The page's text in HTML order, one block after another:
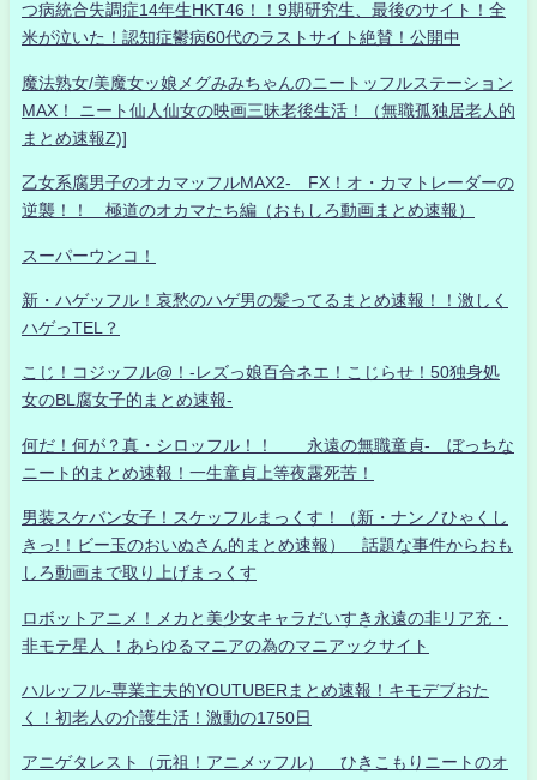
つ病統合失調症14年生HKT46！！9期研究生、最後のサイト！全
米が泣いた！認知症鬱病60代のラストサイト絶賛！公開中
魔法熟女/美魔女ッ娘メグみみちゃんのニートッフルステーション
MAX！ ニート仙人仙女の映画三昧老後生活！（無職孤独居老人的
まとめ速報Z)]
乙女系腐男子のオカマッフルMAX2- FX！オ・カマトレーダーの
逆襲！！ 極道のオカマたち編（おもしろ動画まとめ速報）
スーパーウンコ！
新・ハゲッフル！哀愁のハゲ男の髪ってるまとめ速報！！激しく
ハゲっTEL？
こじ！コジッフル@！-レズっ娘百合ネエ！こじらせ！50独身処
女のBL腐女子的まとめ速報-
何だ！何が？真・シロッフル！！ 永遠の無職童貞- ぼっちな
ニート的まとめ速報！一生童貞上等夜露死苦！
男装スケバン女子！スケッフルまっくす！（新・ナンノひゃくし
きっ!！ビー玉のおいぬさん的まとめ速報） 話題な事件からおも
しろ動画まで取り上げまっくす
ロボットアニメ！メカと美少女キャラだいすき永遠の非リア充・
非モテ星人 ！あらゆるマニアの為のマニアックサイト
ハルッフル-専業主夫的YOUTUBERまとめ速報！キモデブおた
く！初老人の介護生活！激動の1750日
アニゲタレスト（元祖！アニメッフル） ひきこもりニートのオ